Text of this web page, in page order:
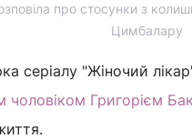
про стосунки з
Цимбалару
серіалу "Жіночий
чоловіком Григорієм